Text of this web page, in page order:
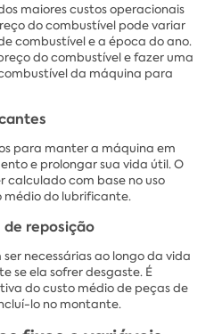
maiores custos operacionais
do combustível pode variar
combustível e a época do ano.
do combustível e fazer uma
da máquina para
para manter a máquina em
e prolongar sua vida útil. O
calculado com base no uso
médio do lubrificante.
de reposição
necessárias ao longo da vida
se ela sofrer desgaste. É
do custo médio de peças de
lo no montante.